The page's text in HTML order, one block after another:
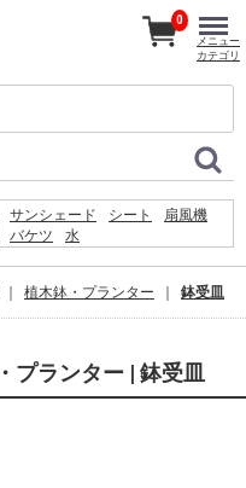
サンシェード シート
扇風機
バケツ
水
物干し 空調服 踏み台
0
メニュー
カテゴリ
植木鉢・プランター 鉢受皿
プランター | 鉢受皿